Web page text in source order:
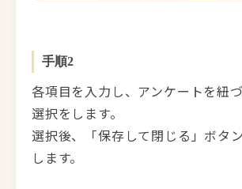
手順2
各項目を入力し、アンケートを紐
選択をします。
選択後、「保存して閉じる」ボタ
します。